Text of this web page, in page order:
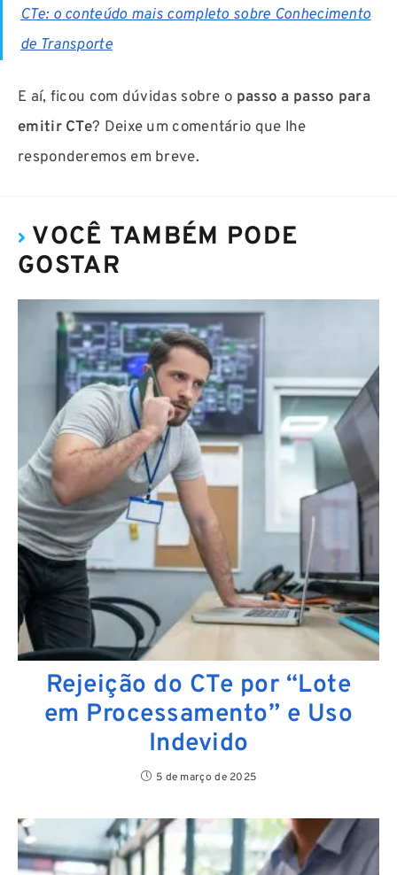
CTe: o conteúdo mais completo sobre Conhecimento
de Transporte
E aí, ficou com dúvidas sobre o passo a passo para
emitir CTe? Deixe um comentário que lhe
responderemos em breve.
VOCÊ TAMBÉM PODE
GOSTAR
Rejeição do CTe por “Lote
em Processamento” e Uso
Indevido
5 de março de 2025